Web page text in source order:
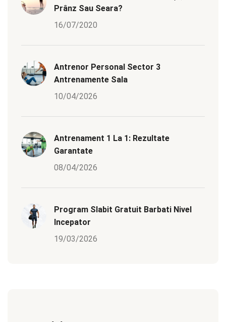
Prânz Sau Seara?
16/07/2020
Antrenor Personal Sector 3
Antrenamente Sala
10/04/2026
Antrenament 1 La 1: Rezultate
Garantate
08/04/2026
Program Slabit Gratuit Barbati Nivel
Incepator
19/03/2026